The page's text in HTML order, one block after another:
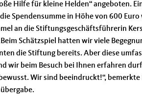
Hilfe für kleine Helden“ angeboten.
Spendensumme in Höhe von 600
an die Stiftungsgeschäftsführerin
Schätzspiel hatten wir viele
die Stiftung bereits. Aber diese
wir beim Besuch bei Ihnen erfahren
Wir sind beeindruckt!“,